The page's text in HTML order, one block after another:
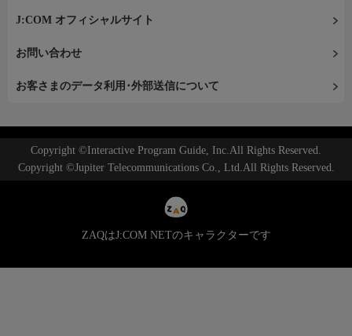
J:COM オフィシャルサイト
お問い合わせ
お客さまのデータ利用･外部送信について
Copyright ©Interactive Program Guide, Inc.All Rights Reserved.
Copyright ©Jupiter Telecommunications Co., Ltd.All Rights Reserved.
ZAQはJ:COM NETのキャラクターです